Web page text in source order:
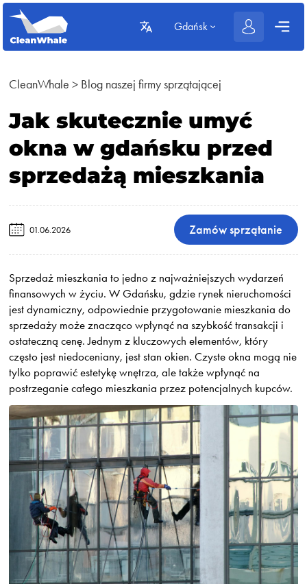
Gdańsk
CleanWhale > Blog naszej firmy sprzątającej
Jak skutecznie umyć
okna w gdańsku przed
sprzedażą mieszkania
01.06.2026 Zamów sprzątanie
Sprzedaż mieszkania to jedno z najważniejszych wydarzeń
finansowych w życiu. W Gdańsku, gdzie rynek nieruchomości
jest dynamiczny, odpowiednie przygotowanie mieszkania do
sprzedaży może znacząco wpłynąć na szybkość transakcji i
ostateczną cenę. Jednym z kluczowych elementów, który
często jest niedoceniany, jest stan okien. Czyste okna mogą nie
tylko poprawić estetykę wnętrza, ale także wpłynąć na
postrzeganie całego mieszkania przez potencjalnych kupców.